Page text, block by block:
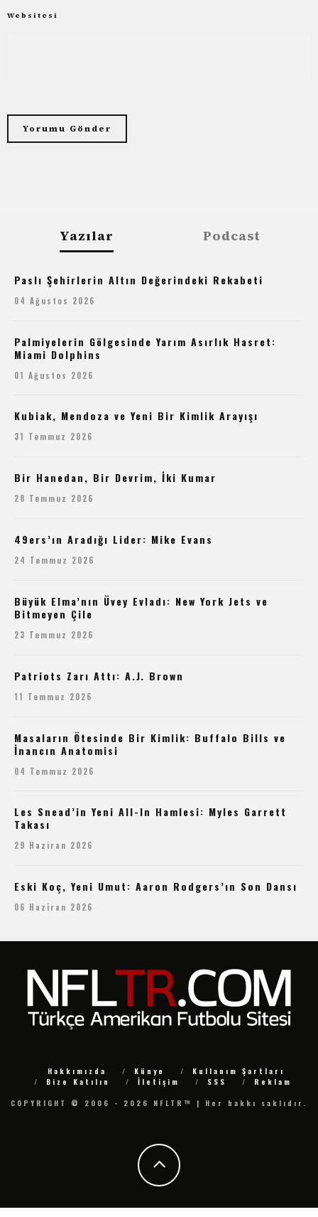
Websitesi
Yazılar Podcast
Paslı Şehirlerin Altın Değerindeki Rekabeti
04 Ağustos 2026
Palmiyelerin Gölgesinde Yarım Asırlık Hasret:
Miami Dolphins
01 Ağustos 2026
Kubiak, Mendoza ve Yeni Bir Kimlik Arayışı
31 Temmuz 2026
Bir Hanedan, Bir Devrim, İki Kumar
28 Temmuz 2026
49ers’ın Aradığı Lider: Mike Evans
24 Temmuz 2026
Büyük Elma’nın Üvey Evladı: New York Jets ve
Bitmeyen Çile
23 Temmuz 2026
Patriots Zarı Attı: A.J. Brown
11 Temmuz 2026
Masaların Ötesinde Bir Kimlik: Buffalo Bills ve
İnancın Anatomisi
04 Temmuz 2026
Les Snead’in Yeni All-In Hamlesi: Myles Garrett
Takası
29 Haziran 2026
Eski Koç, Yeni Umut: Aaron Rodgers’ın Son Dansı
06 Haziran 2026
Hakkımızda Künye
Kullanım Şartları
Bize Katılın
İletişim SSS
Reklam
COPYRIGHT © 2006 - 2026 NFLTR™ | Her hakkı saklıdır.